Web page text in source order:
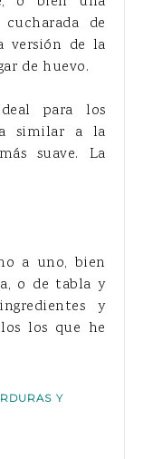
de
versión de la
de huevo.
para los
similar a la
suave. La
a uno, bien
o de tabla y
y
los que he
Y